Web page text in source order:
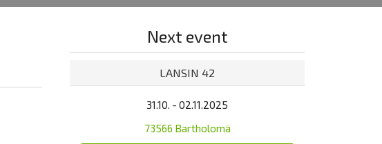
Next event
LANSIN 42
31.10. - 02.11.2025
73566 Bartholomä